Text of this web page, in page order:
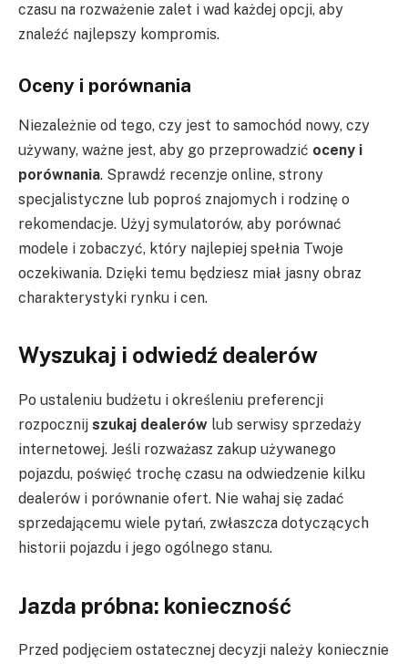
czasu na rozważenie zalet i wad każdej opcji, aby
znaleźć najlepszy kompromis.
Oceny i porównania
Niezależnie od tego, czy jest to samochód nowy, czy
używany, ważne jest, aby go przeprowadzić oceny i
porównania. Sprawdź recenzje online, strony
specjalistyczne lub poproś znajomych i rodzinę o
rekomendacje. Użyj symulatorów, aby porównać
modele i zobaczyć, który najlepiej spełnia Twoje
oczekiwania. Dzięki temu będziesz miał jasny obraz
charakterystyki rynku i cen.
Wyszukaj i odwiedź dealerów
Po ustaleniu budżetu i określeniu preferencji
rozpocznij szukaj dealerów lub serwisy sprzedaży
internetowej. Jeśli rozważasz zakup używanego
pojazdu, poświęć trochę czasu na odwiedzenie kilku
dealerów i porównanie ofert. Nie wahaj się zadać
sprzedającemu wiele pytań, zwłaszcza dotyczących
historii pojazdu i jego ogólnego stanu.
Jazda próbna: konieczność
Przed podjęciem ostatecznej decyzji należy koniecznie